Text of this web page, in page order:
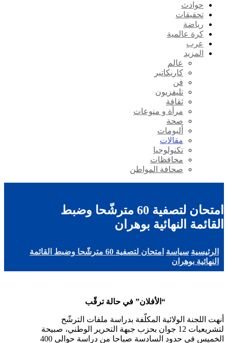
حوادث
تحقيقات
رياضة
كرة عالمية
عرب
المزيد
عالم
كاريكاتير
فن
تليفزيون
ثقافة
مرأة و منوعات
صحة
ألبومات
مقالات
تكنولوجيا
محافظات
صحافة المواطن
امتحان لتصفية 60 مترشّحا وضبط
القائمة النهائية بوهران
الرئيسية سياسة
امتحان لتصفية 60 مترشّحا وضبط القائمة
النهائية بوهران
“الأفلان” في حالة ترقّب
أنهت اللجنة الولائية المكلّفة بدراسة ملفات الترشّح
لتشريعيات 12 جوان بحزب جبهة التحرير الوطني، صبيحة
الخميس في حدود السادسة صباحا من دراسة حوالي 400